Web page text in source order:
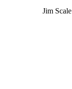
Jim Scale